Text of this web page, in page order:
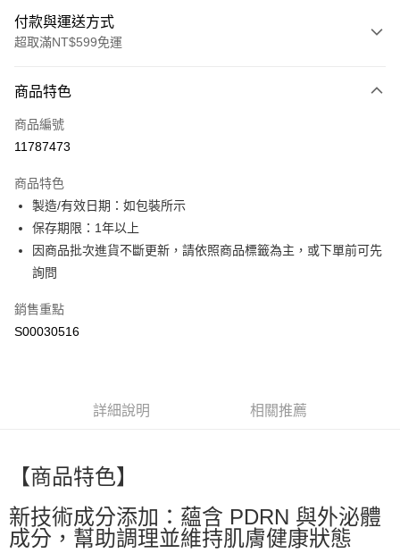
付款與運送方式
超取滿NT$599免運
信用卡一次付款
超商取貨付款
Apple Pay
街口支付
全盈+PAY
ATM付款
萊爾富取貨付款
每筆NT$60，滿NT$599(含以上)免運費
付款後萊爾富取貨
商品特色
商品編號
11787473
商品特色
製造/有效日期：如包裝所示
保存期限：1年以上
因商品批次進貨不斷更新，請依照商品標籤為主，或下單前可先
詢問
銷售重點
S00030516
詳細說明 相關推薦
【商品特色】
新技術成分添加：蘊含 PDRN 與外泌體
成分，幫助調理並維持肌膚健康狀態